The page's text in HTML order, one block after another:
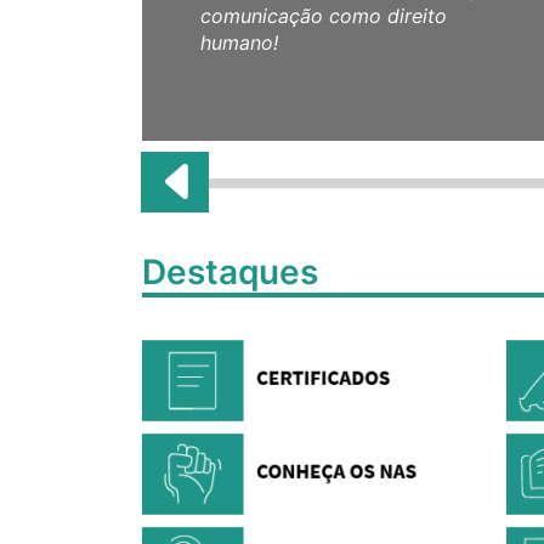
comunicação como direito
humano!
Destaques